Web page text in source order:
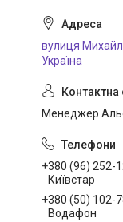
вулиця
Україна
Менеджер
+380 (96) 252-
Київстар
+380 (50) 102-
Водафон